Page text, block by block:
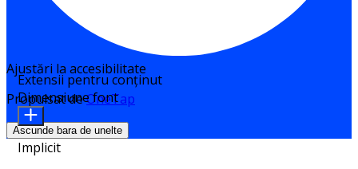
Ajustări la accesibilitate
Propulsat deOneTap
Ascunde bara de unelte
Extensii pentru conținut
Dimensiune font
Implicit